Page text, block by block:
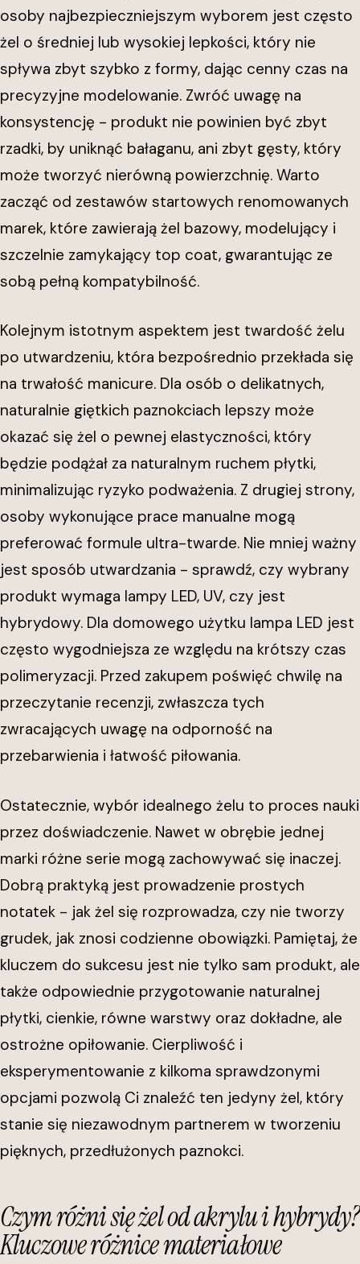
osoby najbezpieczniejszym wyborem jest często
żel o średniej lub wysokiej lepkości, który nie
spływa zbyt szybko z formy, dając cenny czas na
precyzyjne modelowanie. Zwróć uwagę na
konsystencję - produkt nie powinien być zbyt
rzadki, by uniknąć bałaganu, ani zbyt gęsty, który
może tworzyć nierówną powierzchnię. Warto
zacząć od zestawów startowych renomowanych
marek, które zawierają żel bazowy, modelujący i
szczelnie zamykający top coat, gwarantując ze
sobą pełną kompatybilność.
Kolejnym istotnym aspektem jest twardość żelu
po utwardzeniu, która bezpośrednio przekłada się
na trwałość manicure. Dla osób o delikatnych,
naturalnie giętkich paznokciach lepszy może
okazać się żel o pewnej elastyczności, który
będzie podążał za naturalnym ruchem płytki,
minimalizując ryzyko podważenia. Z drugiej strony,
osoby wykonujące prace manualne mogą
preferować formule ultra-twarde. Nie mniej ważny
jest sposób utwardzania - sprawdź, czy wybrany
produkt wymaga lampy LED, UV, czy jest
hybrydowy. Dla domowego użytku lampa LED jest
często wygodniejsza ze względu na krótszy czas
polimeryzacji. Przed zakupem poświęć chwilę na
przeczytanie recenzji, zwłaszcza tych
zwracających uwagę na odporność na
przebarwienia i łatwość piłowania.
Ostatecznie, wybór idealnego żelu to proces nauki
przez doświadczenie. Nawet w obrębie jednej
marki różne serie mogą zachowywać się inaczej.
Dobrą praktyką jest prowadzenie prostych
notatek - jak żel się rozprowadza, czy nie tworzy
grudek, jak znosi codzienne obowiązki. Pamiętaj, że
kluczem do sukcesu jest nie tylko sam produkt, ale
także odpowiednie przygotowanie naturalnej
płytki, cienkie, równe warstwy oraz dokładne, ale
ostrożne opiłowanie. Cierpliwość i
eksperymentowanie z kilkoma sprawdzonymi
opcjami pozwolą Ci znaleźć ten jedyny żel, który
stanie się niezawodnym partnerem w tworzeniu
pięknych, przedłużonych paznokci.
Czym różni się żel od akrylu i hybrydy?
Kluczowe różnice materiałowe